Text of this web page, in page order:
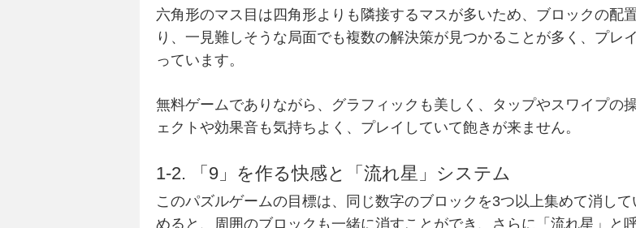
六角形のマス目は四角形よりも隣接するマスが多いため、ブロックの配
り、一見難しそうな局面でも複数の解決策が見つかることが多く、プレ
っています。
無料ゲームでありながら、グラフィックも美しく、タップやスワイプの
ェクトや効果音も気持ちよく、プレイしていて飽きが来ません。
1-2. 「9」を作る快感と「流れ星」システム
このパズルゲームの目標は、同じ数字のブロックを3つ以上集めて消し
めると、周囲のブロックも一緒に消すことができ、さらに「流れ星」と